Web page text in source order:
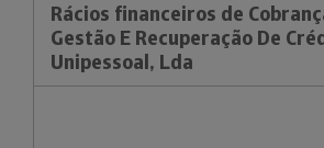
Rácios financeiros de
Gestão E Recuperação De
Unipessoal, Lda